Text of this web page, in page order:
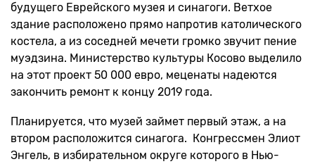
будущего Еврейского музея и синагоги. Ветхое
здание расположено прямо напротив католического
костела, а из соседней мечети громко звучит пение
муэдзина. Министерство культуры Косово выделило
на этот проект 50 000 евро, меценаты надеются
закончить ремонт к концу 2019 года.
Планируется, что музей займет первый этаж, а на
втором расположится синагога. Конгрессмен Элиот
Энгель, в избирательном округе которого в Нью-